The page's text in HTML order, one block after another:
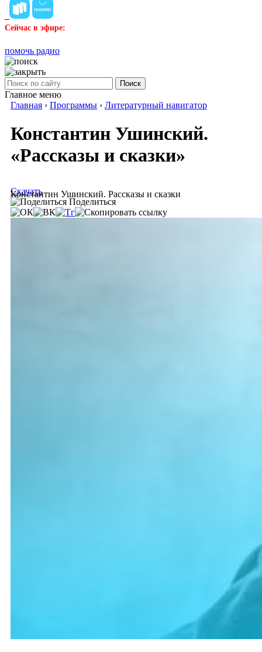
Сейчас в эфире:
помочь радио
Поиск
Главное меню
Главная › Программы › Литературный навигатор
Константин Ушинский.
«Рассказы и сказки»
Константин Ушинский. Рассказы и сказки
Скачать
Поделиться